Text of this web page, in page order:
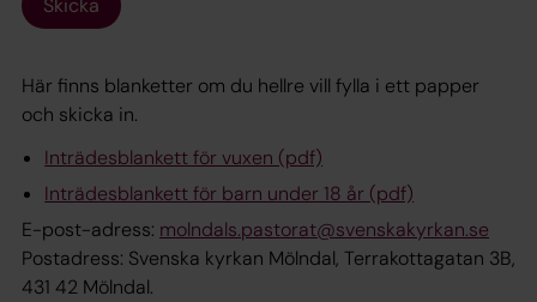
Här finns blanketter om du hellre vill fylla i ett papper
och skicka in.
Inträdesblankett för vuxen (pdf)
Inträdesblankett för barn under 18 år (pdf)
E-post-adress: molndals.pastorat@svenskakyrkan.se
Postadress: Svenska kyrkan Mölndal, Terrakottagatan 3B,
431 42 Mölndal.